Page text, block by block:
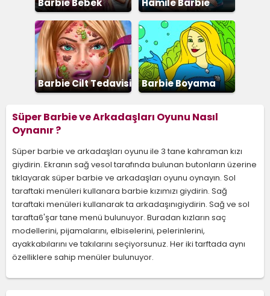
Barbie Bebek
Giydirme
Hamile Barbie
Barbie Cilt Tedavisi Barbie Boyama
Süper Barbie ve Arkadaşları Oyunu Nasıl
Oynanır ?
Süper barbie ve arkadaşları oyunu ile 3 tane kahraman kızı
giydirin. Ekranın sağ vesol tarafında bulunan butonların üzerine
tıklayarak süper barbie ve arkadaşları oyunu oynayın. Sol
taraftaki menüleri kullanara barbie kızımızı giydirin. Sağ
taraftaki menüleri kullanarak ta arkadaşınıgiydirin. Sağ ve sol
tarafta6'şar tane menü bulunuyor. Buradan kızların saç
modellerini, pijamalarını, elbiselerini, pelerinlerini,
ayakkabılarını ve takılarını seçiyorsunuz. Her iki tarftada aynı
özelliklere sahip menüler bulunuyor.